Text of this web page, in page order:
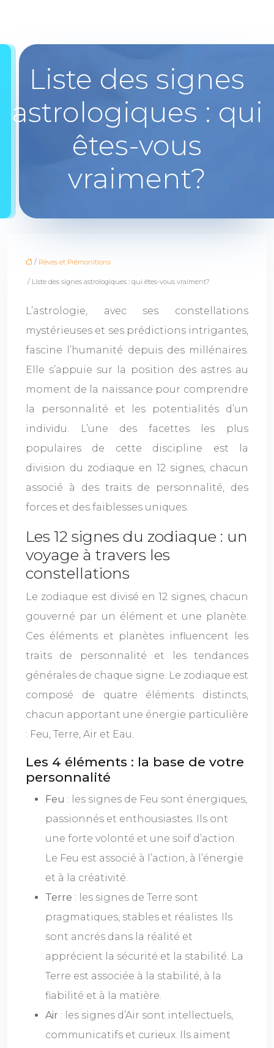
Liste des signes
astrologiques : qui
êtes-vous
vraiment?
/ Rêves et Prémonitions
/ Liste des signes astrologiques : qui êtes-vous vraiment?
L’astrologie, avec ses constellations
mystérieuses et ses prédictions intrigantes,
fascine l’humanité depuis des millénaires.
Elle s’appuie sur la position des astres au
moment de la naissance pour comprendre
la personnalité et les potentialités d’un
individu. L’une des facettes les plus
populaires de cette discipline est la
division du zodiaque en 12 signes, chacun
associé à des traits de personnalité, des
forces et des faiblesses uniques.
Les 12 signes du zodiaque : un
voyage à travers les
constellations
Le zodiaque est divisé en 12 signes, chacun
gouverné par un élément et une planète.
Ces éléments et planètes influencent les
traits de personnalité et les tendances
générales de chaque signe. Le zodiaque est
composé de quatre éléments distincts,
chacun apportant une énergie particulière
: Feu, Terre, Air et Eau.
Les 4 éléments : la base de votre
personnalité
Feu : les signes de Feu sont énergiques,
passionnés et enthousiastes. Ils ont
une forte volonté et une soif d’action.
Le Feu est associé à l’action, à l’énergie
et à la créativité.
Terre : les signes de Terre sont
pragmatiques, stables et réalistes. Ils
sont ancrés dans la réalité et
apprécient la sécurité et la stabilité. La
Terre est associée à la stabilité, à la
fiabilité et à la matière.
Air : les signes d’Air sont intellectuels,
communicatifs et curieux. Ils aiment